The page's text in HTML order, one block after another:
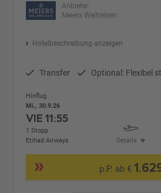
Anbieter:
Meiers Weltreisen
Hotelbeschreibung anzeigen
Transfer Optional: Flexibel
Hinflug
Mi., 30.9.26
VIE11:55
1 Stopp
Etihad Airways
Details
p.P. ab €